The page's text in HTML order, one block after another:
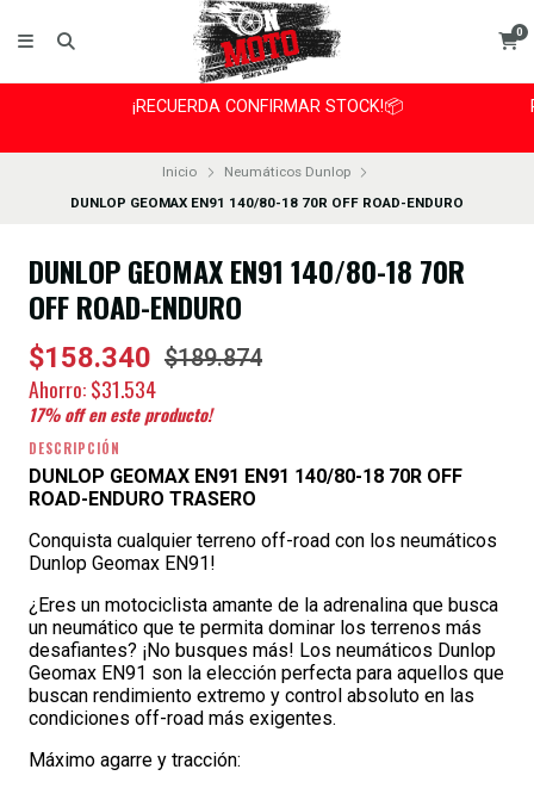
0
¡RECUERDA CONFIRMAR STOCK!📦
Inicio
Neumáticos Dunlop
DUNLOP GEOMAX EN91 140/80-18 70R OFF ROAD-ENDURO
DUNLOP GEOMAX EN91 140/80-18 70R
OFF ROAD-ENDURO
$158.340 $189.874
Ahorro:$31.534
17% off en este producto!
DESCRIPCIÓN
DUNLOP GEOMAX EN91 EN91 140/80-18 70R OFF
ROAD-ENDURO TRASERO
Conquista cualquier terreno off-road con los neumáticos
Dunlop Geomax EN91!
¿Eres un motociclista amante de la adrenalina que busca
un neumático que te permita dominar los terrenos más
desafiantes? ¡No busques más! Los neumáticos Dunlop
Geomax EN91 son la elección perfecta para aquellos que
buscan rendimiento extremo y control absoluto en las
condiciones off-road más exigentes.
Máximo agarre y tracción: